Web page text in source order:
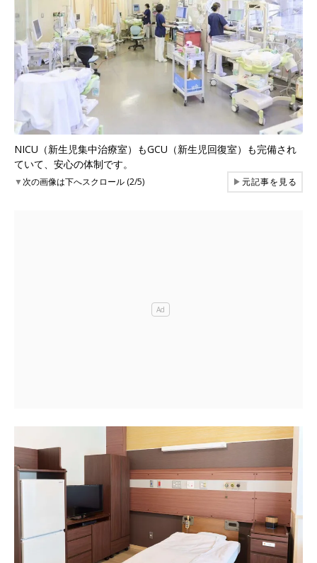
NICU（新生児集中治療室）もGCU（新生児回復室）も完備され
ていて、安心の体制です。
▼次の画像は下へスクロール (2/5) ▶元記事を見る